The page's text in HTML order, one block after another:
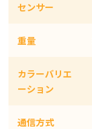
センサー
重量
カラーバリエ
ーション
通信方式